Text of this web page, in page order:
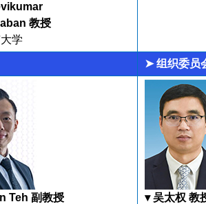
教授
学
➤ 组织委员
Teh 副教授
▾ 吴太权 教